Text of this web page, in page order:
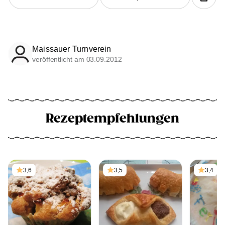
Maissauer Turnverein
veröffentlicht am 03.09.2012
Rezeptempfehlungen
3,6 3,5 3,4